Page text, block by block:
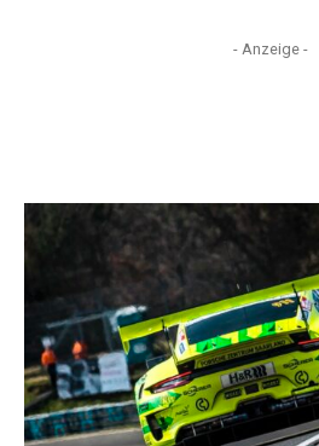
- Anzeige -